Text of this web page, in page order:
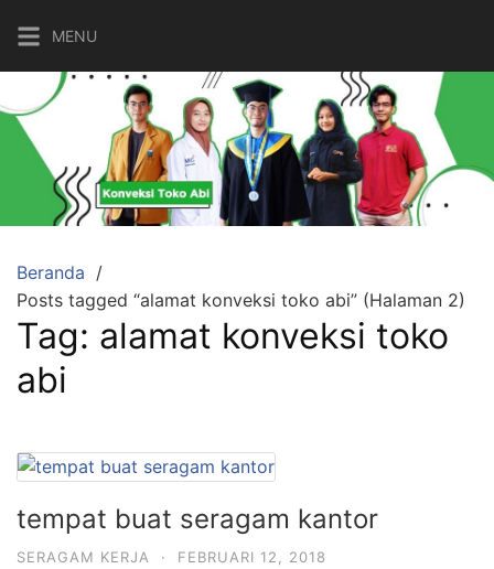
MENU
Beranda
Posts tagged “alamat konveksi toko abi” (Halaman 2)
Tag: alamat konveksi toko
abi
tempat buat seragam kantor
SERAGAM KERJA · FEBRUARI 12, 2018